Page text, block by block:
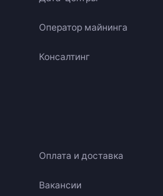
Оператор майнинга
Консалтинг
Оплата и доставка
Вакансии